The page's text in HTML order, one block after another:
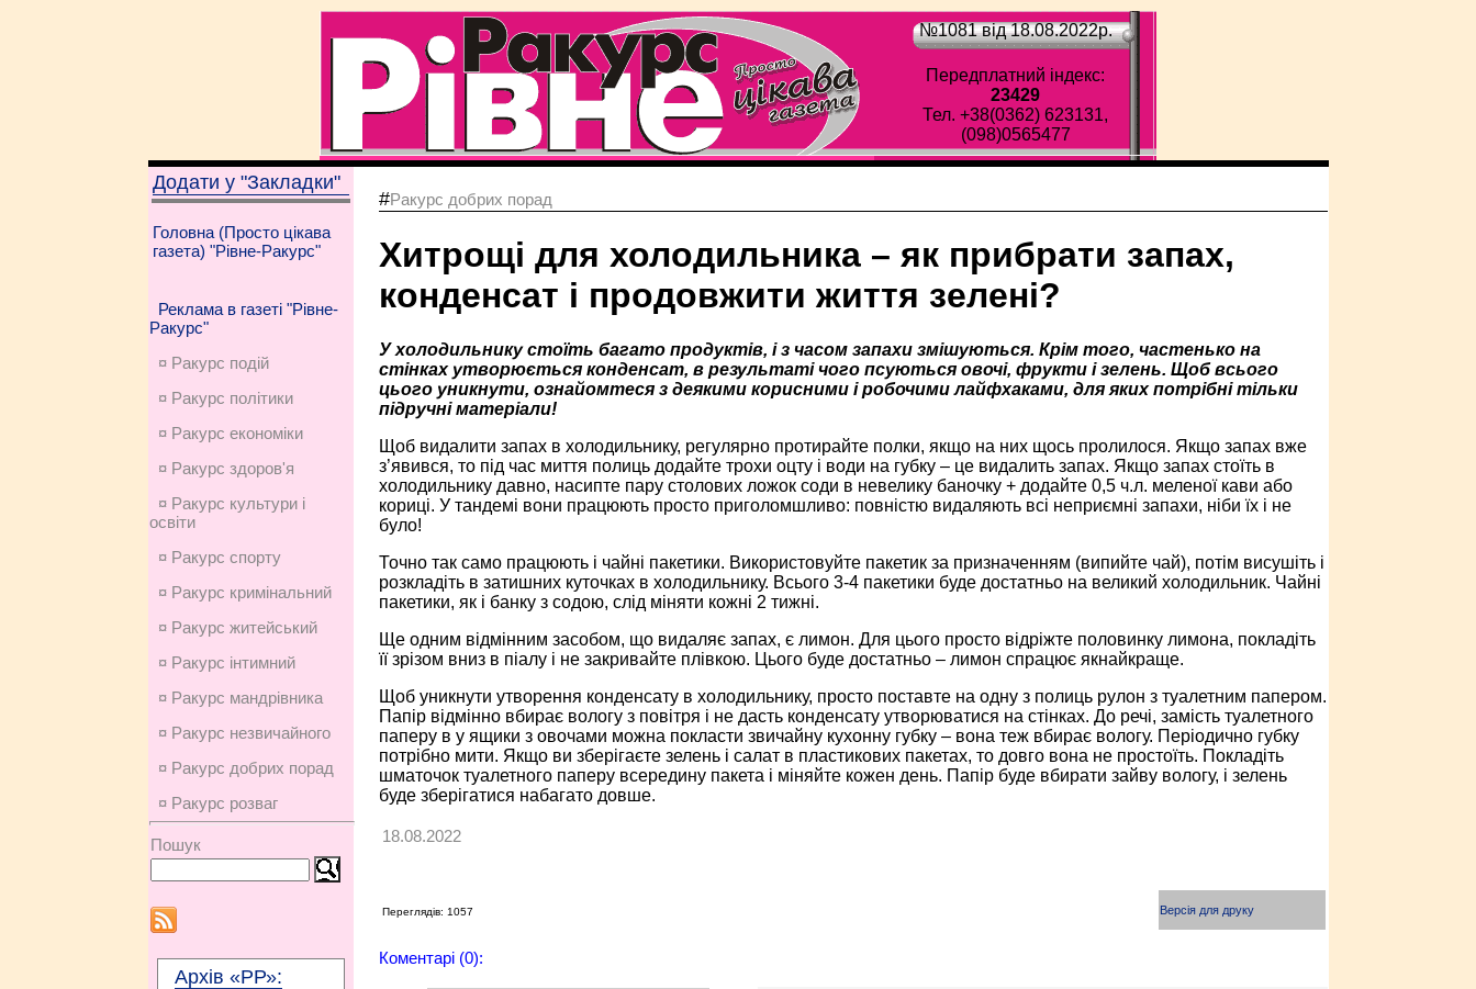
№1081 від 18.08.2022p.
Передплатний індекс:
23429
Тел. +38(0362) 623131,
(098)0565477
Додати у "Закладки"
Головна (Просто цікава
газета) "Рівне-Ракурс"
Реклама в газеті "Рівне-
Ракурс"
¤ Ракурс подій
¤ Ракурс політики
¤ Ракурс економiки
¤ Ракурс здоров'я
¤ Ракурс культури і
освіти
¤ Ракурс спорту
¤ Ракурс кримінальний
¤ Ракурс житейський
¤ Ракурс інтимний
¤ Ракурс мандрівника
¤ Ракурс незвичайного
¤ Ракурс добрих порад
¤ Ракурс розваг
Пошук
Архів «РР»:
#Ракурс добрих порад
Хитрощі для холодильника – як прибрати запах,
конденсат і продовжити життя зелені?
У холодильнику стоїть багато продуктів, і з часом запахи змішуються. Крім того, частенько на
стінках утворюється конденсат, в результаті чого псуються овочі, фрукти і зелень. Щоб всього
цього уникнути, ознайомтеся з деякими корисними і робочими лайфхаками, для яких потрібні тільки
підручні матеріали!
Щоб видалити запах в холодильнику, регулярно протирайте полки, якщо на них щось пролилося. Якщо запах вже
з’явився, то під час миття полиць додайте трохи оцту і води на губку – це видалить запах. Якщо запах стоїть в
холодильнику давно, насипте пару столових ложок соди в невелику баночку + додайте 0,5 ч.л. меленої кави або
кориці. У тандемі вони працюють просто приголомшливо: повністю видаляють всі неприємні запахи, ніби їх і не
було!
Точно так само працюють і чайні пакетики. Використовуйте пакетик за призначенням (випийте чай), потім висушіть і
розкладіть в затишних куточках в холодильнику. Всього 3-4 пакетики буде достатньо на великий холодильник. Чайні
пакетики, як і банку з содою, слід міняти кожні 2 тижні.
Ще одним відмінним засобом, що видаляє запах, є лимон. Для цього просто відріжте половинку лимона, покладіть
її зрізом вниз в піалу і не закривайте плівкою. Цього буде достатньо – лимон спрацює якнайкраще.
Щоб уникнути утворення конденсату в холодильнику, просто поставте на одну з полиць рулон з туалетним папером.
Папір відмінно вбирає вологу з повітря і не дасть конденсату утворюватися на стінках. До речі, замість туалетного
паперу в у ящики з овочами можна покласти звичайну кухонну губку – вона теж вбирає вологу. Періодично губку
потрібно мити. Якщо ви зберігаєте зелень і салат в пластикових пакетах, то довго вона не простоїть. Покладіть
шматочок туалетного паперу всередину пакета і міняйте кожен день. Папір буде вбирати зайву вологу, і зелень
буде зберігатися набагато довше.
18.08.2022
Переглядів: 1057 Версія для друку
Коментарі (0):